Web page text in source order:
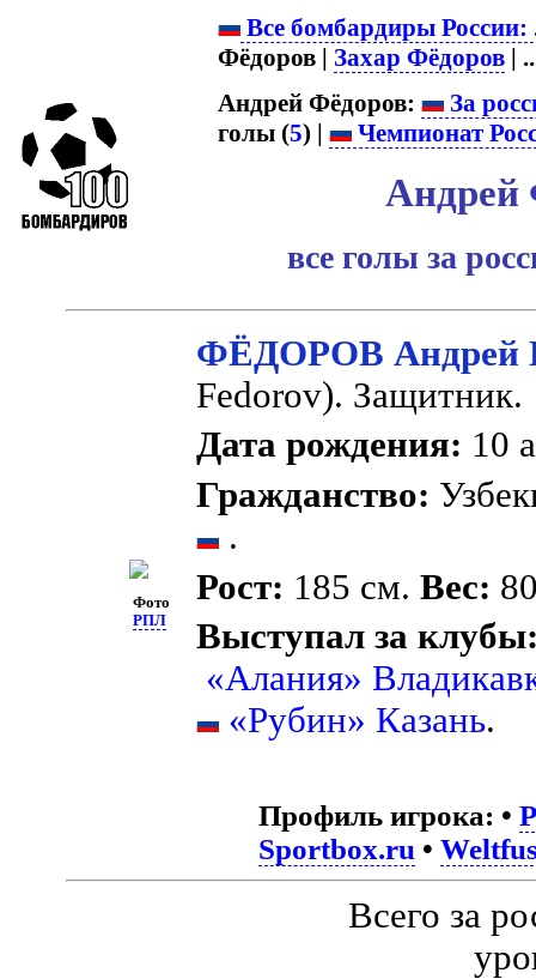
Все бомбардиры России:
Фёдоров | Захар Фёдоров |
Андрей Фёдоров:
За
голы (5) | Чемпионат
Андрей
все голы за
Фото
РПЛ
ФЁДОРОВ Андрей
Fedorov). Защитник.
Дата рождения: 10
Гражданство:
.
Рост: 185 см.Вес:
Выступал за
«Алания»
«Рубин» Казань.
Профиль игрока: •
Sportbox.ru •
Всего за